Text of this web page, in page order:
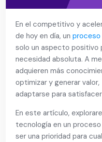
En el competitivo y
de hoy en día, un proceso
solo un aspecto positivo
necesidad absoluta. A
adquieren más
optimizar y generar
adaptarse para
En este artículo,
tecnología en un
ser una prioridad para